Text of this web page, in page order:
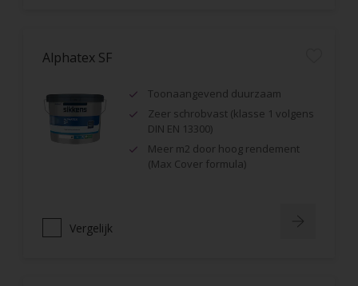
Alphatex SF
Toonaangevend duurzaam
Zeer schrobvast (klasse 1 volgens
DIN EN 13300)
Meer m2 door hoog rendement
(Max Cover formula)
Vergelijk